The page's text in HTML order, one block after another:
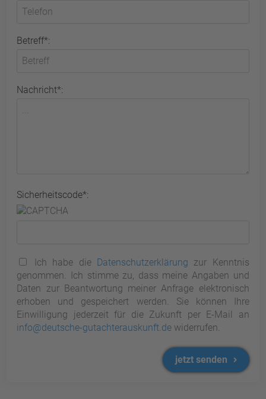
Betreff*:
Nachricht*:
Sicherheitscode*:
Ich habe die Datenschutzerklärung zur Kenntnis
genommen. Ich stimme zu, dass meine Angaben und
Daten zur Beantwortung meiner Anfrage elektronisch
erhoben und gespeichert werden. Sie können Ihre
Einwilligung jederzeit für die Zukunft per E-Mail an
info@deutsche-gutachterauskunft.de widerrufen.
jetzt senden